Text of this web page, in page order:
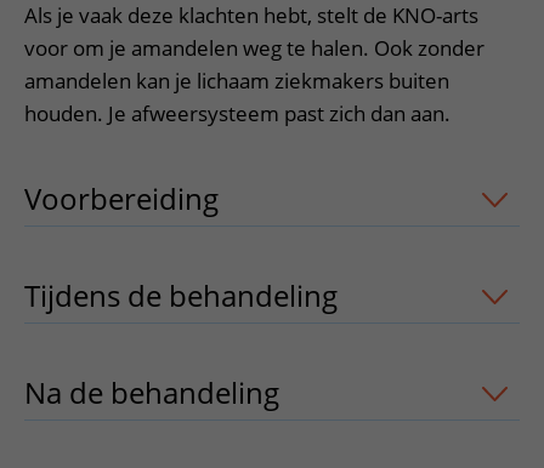
Als je vaak deze klachten hebt, stelt de KNO-arts
voor om je amandelen weg te halen. Ook zonder
amandelen kan je lichaam ziekmakers buiten
houden. Je afweersysteem past zich dan aan.
Voorbereiding uitklapper, klik om te
Tijdens de behandeling uitklapper,
Na de behandeling uitklapper, klik